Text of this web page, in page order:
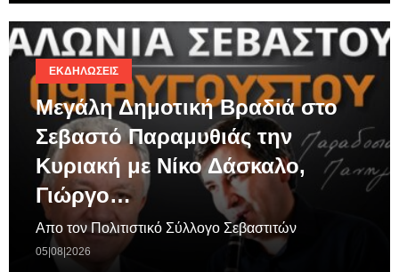
ΕΚΔΗΛΏΣΕΙΣ
Μεγάλη Δημοτική Βραδιά στο
Σεβαστό Παραμυθιάς την
Κυριακή με Νίκο Δάσκαλο,
Γιώργο…
Απο τον Πολιτιστικό Σύλλογο Σεβαστιτών
05|08|2026